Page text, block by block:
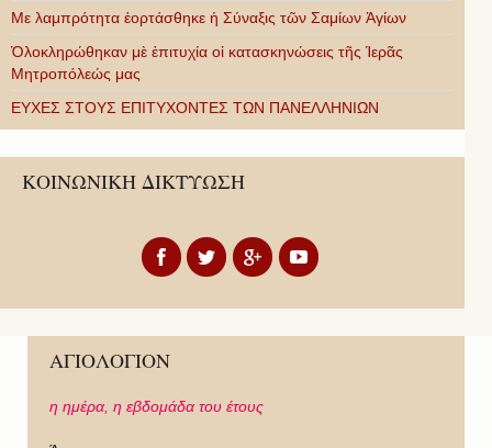
Με λαμπρότητα ἑορτάσθηκε ἡ Σύναξις τῶν Σαμίων Ἁγίων
Ὁλοκληρώθηκαν μὲ ἐπιτυχία οἱ κατασκηνώσεις τῆς Ἱερᾶς
Μητροπόλεώς μας
ΕΥΧΕΣ ΣΤΟΥΣ ΕΠΙΤΥΧΟΝΤΕΣ ΤΩΝ ΠΑΝΕΛΛΗΝΙΩΝ
ΚΟΙΝΩΝΙΚΗ ΔΙΚΤΥΩΣΗ
ΑΓΙΟΛΟΓΙΟΝ
η ημέρα, η εβδομάδα του έτους